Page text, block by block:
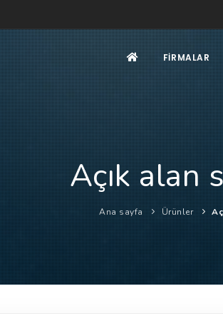
FIRMALAR
Açık alan
Ana sayfa Ürünler